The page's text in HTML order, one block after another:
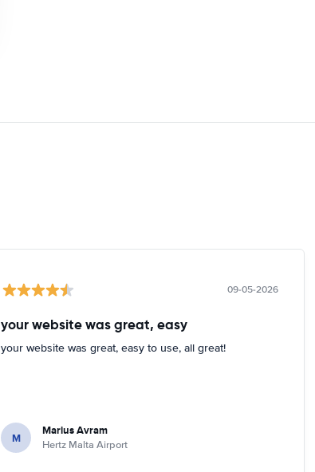
09-05-2026
your website was great, easy
your website was great, easy to use, all great!
M Marius Avram
Hertz Malta Airport